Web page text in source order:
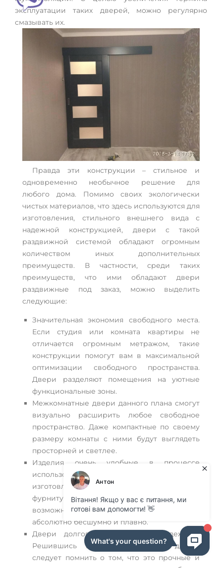
эксплуатации таких дверей, можно регулярно
смазывать их.
Правда эти конструкции – стильное и
одновременно необычное решение для
любого дома. Помимо своих экологически
чистых материалов, что здесь используются для
изготовления, стильного внешнего вида с
надежной конструкцией, двери с такой
раздвижной системой обладают огромным
количеством иных дополнительных
преимуществ. В частности, среди таких
преимуществ, что ими обладают двери
раздвижные под заказ, можно выделить
следующие:
Значительная экономия свободного места.
Если студия или комната квартиры не
отличается огромным метражом, такие
конструкции помогут вам в максимальной
оптимизации свободного пространства.
Двери разделяют помещения на уютные
функциональные зоны.
Межкомнатные двери данного плана смогут
визуально расширить любое свободное
пространство. Даже компактные по своему
размеру комнаты с ними будут выглядеть
просторней и светлее.
Изделия очень удобные в процессе
использования. Дело в том, что для их
изготовления применяют современную
фурнитуру с механизмами. Это даст
возможность закрывать и открывать систему
абсолютно бесшумно и плавно.
Двери долговечные и очень надежные.
Решившись купить раздвижные двери,
следует помнить о том, что это прочные и